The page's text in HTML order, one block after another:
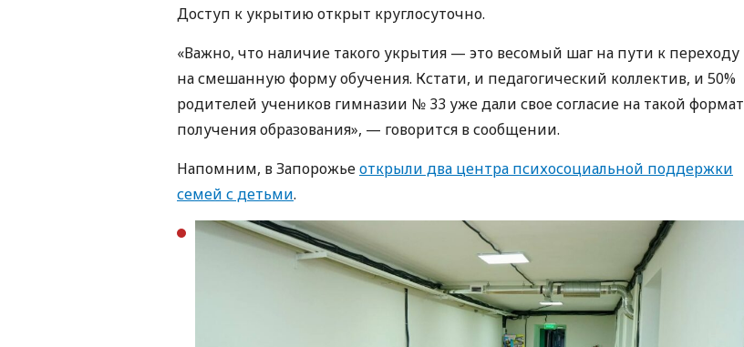
Доступ к укрытию открыт круглосуточно.
«Важно, что наличие такого укрытия — это весомый шаг на пути к переходу
на смешанную форму обучения. Кстати, и педагогический коллектив, и 50%
родителей учеников гимназии № 33 уже дали свое согласие на такой формат
получения образования», — говорится в сообщении.
Напомним, в Запорожьеоткрыли два центра психосоциальной поддержки
семей с детьми.